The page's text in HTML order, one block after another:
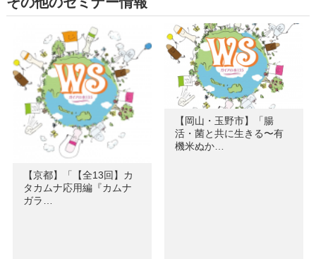
【京都】「【全13回】カ
タカムナ応用編『カムナ
ガラ…
【岡山・玉野市】「腸
活・菌と共に生きる〜有
機米ぬか…